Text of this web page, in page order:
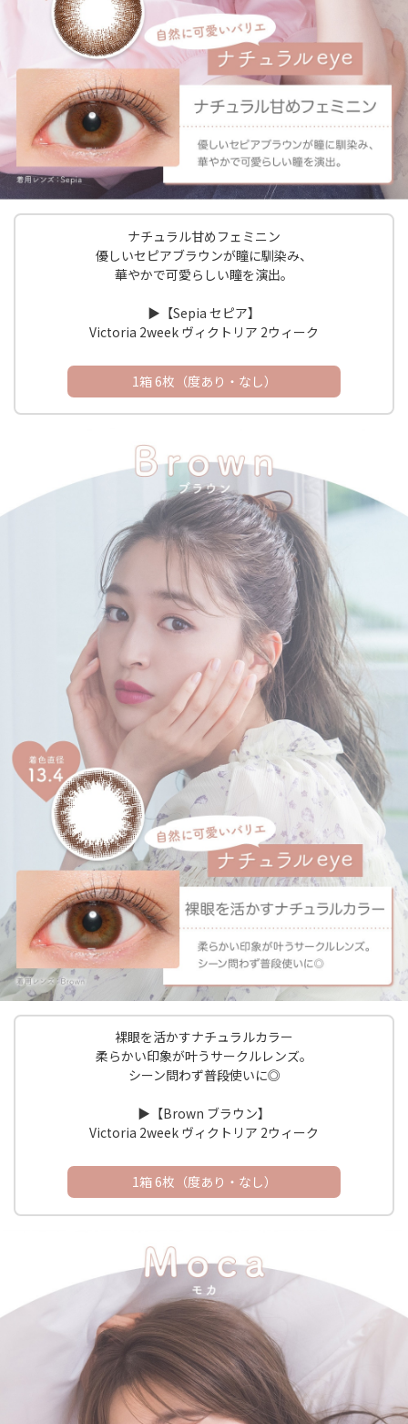
ナチュラル甘めフェミニン
優しいセピアブラウンが瞳に馴染み、
華やかで可愛らしい瞳を演出。
▶︎【Sepia セピア】
Victoria 2week ヴィクトリア 2ウィーク
1箱 6枚（度あり・なし）
裸眼を活かすナチュラルカラー
柔らかい印象が叶うサークルレンズ。
シーン問わず普段使いに◎
▶︎【Brown ブラウン】
Victoria 2week ヴィクトリア 2ウィーク
1箱 6枚（度あり・なし）